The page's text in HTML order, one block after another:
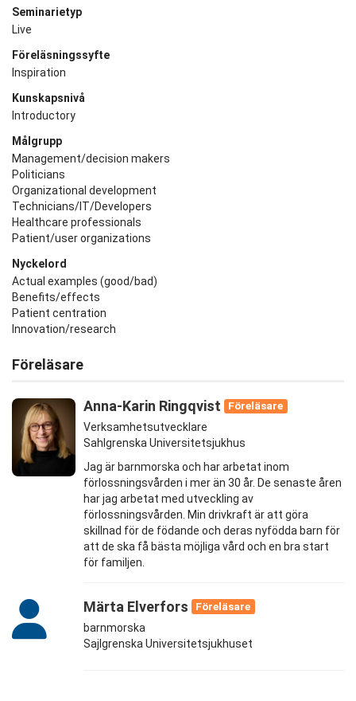
Seminarietyp
Live
Föreläsningssyfte
Inspiration
Kunskapsnivå
Introductory
Målgrupp
Management/decision makers
Politicians
Organizational development
Technicians/IT/Developers
Healthcare professionals
Patient/user organizations
Nyckelord
Actual examples (good/bad)
Benefits/effects
Patient centration
Innovation/research
Föreläsare
Anna-Karin Ringqvist
Föreläsare
Verksamhetsutvecklare
Sahlgrenska Universitetsjukhus
Jag är barnmorska och har arbetat inom
förlossningsvården i mer än 30 år. De senaste åren
har jag arbetat med utveckling av
förlossningsvården. Min drivkraft är att göra
skillnad för de födande och deras nyfödda barn för
att de ska få bästa möjliga vård och en bra start
för familjen.
Märta Elverfors
Föreläsare
barnmorska
Sajlgrenska Universitetsjukhuset